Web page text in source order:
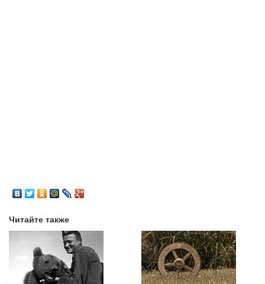
Читайте также